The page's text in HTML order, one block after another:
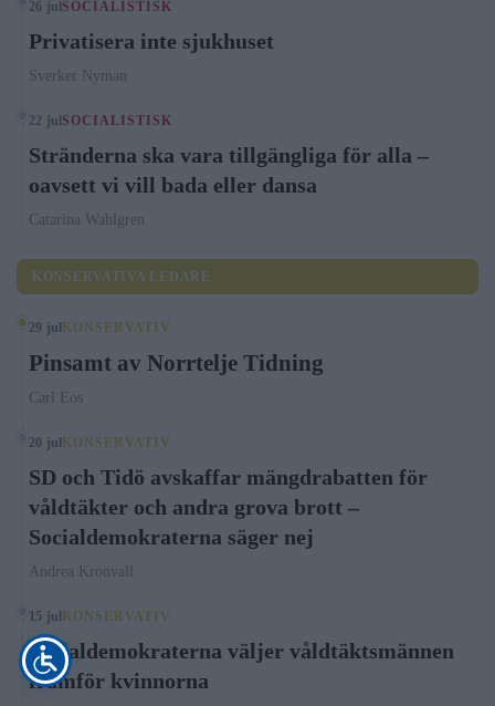
26 julSOCIALISTISK
Privatisera inte sjukhuset
Sverker Nyman
22 julSOCIALISTISK
Stränderna ska vara tillgängliga för alla –
oavsett vi vill bada eller dansa
Catarina Wahlgren
KONSERVATIVA LEDARE
29 julKONSERVATIV
Pinsamt av Norrtelje Tidning
Carl Eos
20 julKONSERVATIV
SD och Tidö avskaffar mängdrabatten för
våldtäkter och andra grova brott –
Socialdemokraterna säger nej
Andrea Kronvall
15 julKONSERVATIV
Socialdemokraterna väljer våldtäktsmännen
framför kvinnorna